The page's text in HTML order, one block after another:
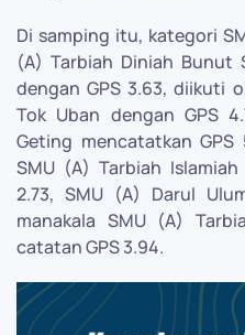
Di samping itu, kategori
(A) Tarbiah Diniah Bunut
dengan GPS 3.63, diikuti
Tok Uban dengan GPS
Geting mencatatkan GPS
SMU (A) Tarbiah
2.73, SMU (A) Darul
manakala SMU (A)
catatan GPS 3.94.